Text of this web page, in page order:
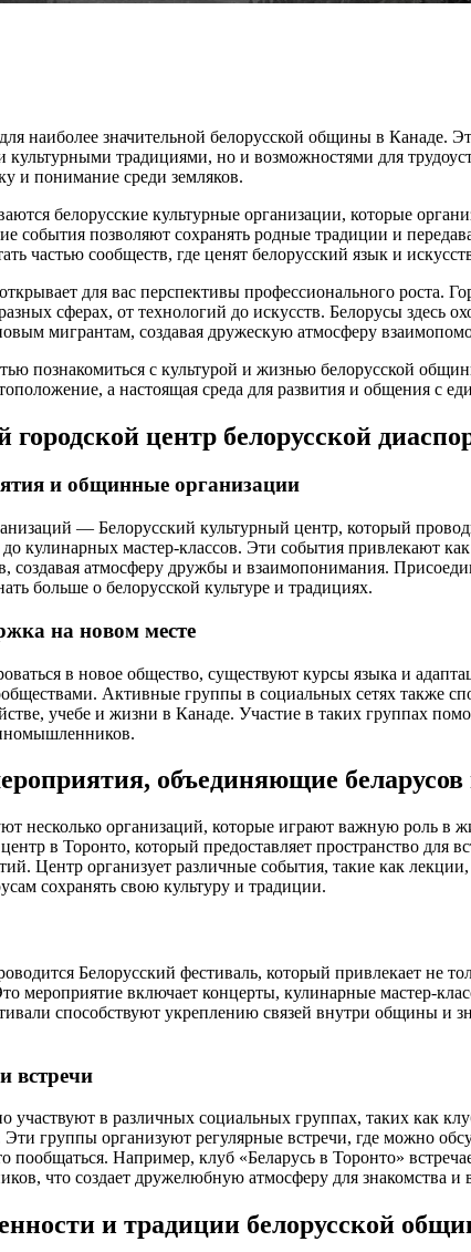
наиболее значительной белорусской общины в Канаде.
культурными традициями, но и возможностями для
и понимание среди земляков.
белорусские культурные организации, которые
события позволяют сохранять родные традиции и
частью сообществ, где ценят белорусский язык и
для вас перспективы профессионального роста.
сферах, от технологий до искусств. Белорусы здесь
мигрантам, создавая дружескую атмосферу
познакомиться с культурой и жизнью белорусской
а настоящая среда для развития и общения с
городской центр белорусской
и общинные организации
— Белорусский культурный центр, который
кулинарных мастер-классов. Эти события привлекают
создавая атмосферу дружбы и взаимопонимания.
больше о белорусской культуре и традициях.
на новом месте
в новое общество, существуют курсы языка и
Активные группы в социальных сетях также
учебе и жизни в Канаде. Участие в таких группах
объединяющие беларусов
несколько организаций, которые играют важную роль в
в Торонто, который предоставляет пространство для
Центр организует различные события, такие как
сохранять свою культуру и традиции.
Белорусский фестиваль, который привлекает не
мероприятие включает концерты, кулинарные мастер-
способствуют укреплению связей внутри общины и
встречи
участвуют в различных социальных группах, таких как
группы организуют регулярные встречи, где можно
пообщаться. Например, клуб «Беларусь в Торонто»
что создает дружелюбную атмосферу для знакомства и
и традиции белорусской